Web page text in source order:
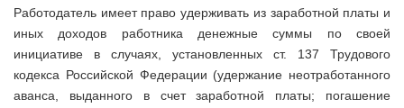
Работодатель имеет право удерживать из заработной платы и
иных доходов работника денежные суммы по своей
инициативе в случаях, установленных ст. 137 Трудового
кодекса Российской Федерации (удержание неотработанного
аванса, выданного в счет заработной платы; погашение